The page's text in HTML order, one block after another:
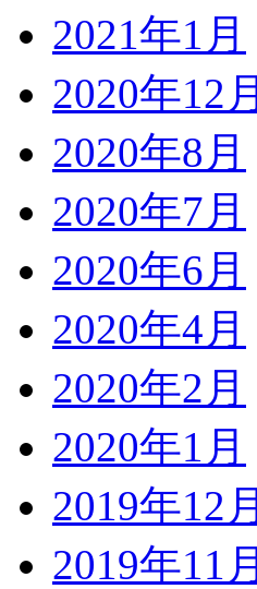
2021年1月
2020年12月
2020年8月
2020年7月
2020年6月
2020年4月
2020年2月
2020年1月
2019年12月
2019年11月